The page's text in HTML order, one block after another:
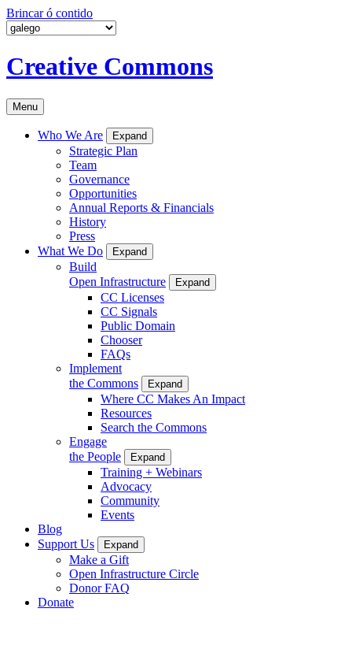
Brincar ó contido
Creative Commons
Menu
Who We Are Expand
Strategic Plan
Team
Governance
Opportunities
Annual Reports & Financials
History
Press
What We Do
Expand
Build
Open Infrastructure
Expand
CC Licenses
CC Signals
Public Domain
Chooser
FAQs
Implement
the Commons
Expand
Where CC Makes An Impact
Resources
Search the Commons
Engage
the People
Expand
Training + Webinars
Advocacy
Community
Events
Blog
Support Us
Expand
Make a Gift
Open Infrastructure Circle
Donor FAQ
Donate